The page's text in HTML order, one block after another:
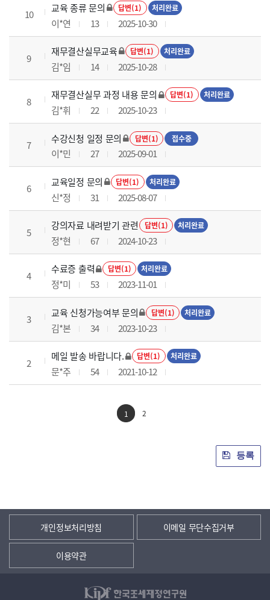
10
교육 종류 문의 답변(1) 처리완료
이*연 13 2025-10-30
9
재무결산실무교육 답변(1) 처리완료
김*임 14 2025-10-28
8
재무결산실무 과정 내용 문의 답변(1) 처리완료
김*휘 22 2025-10-23
7
수강신청 일정 문의 답변(1) 접수중
이*민 27 2025-09-01
6
교육일정 문의 답변(1) 처리완료
신*정 31 2025-08-07
5
강의자료 내려받기 관련 답변(1) 처리완료
정*현 67 2024-10-23
4
수료증 출력 답변(1) 처리완료
정*미 53 2023-11-01
3
교육 신청가능여부 문의 답변(1) 처리완료
김*본 34 2023-10-23
2
메일 발송 바랍니다. 답변(1) 처리완료
문*주 54 2021-10-12
1 2
등록
개인정보처리방침 이메일 무단수집거부
이용약관